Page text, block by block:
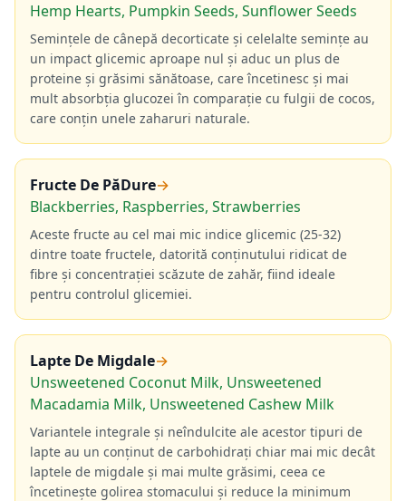
Hemp Hearts, Pumpkin Seeds, Sunflower Seeds
Semințele de cânepă decorticate și celelalte semințe au
un impact glicemic aproape nul și aduc un plus de
proteine și grăsimi sănătoase, care încetinesc și mai
mult absorbția glucozei în comparație cu fulgii de cocos,
care conțin unele zaharuri naturale.
Fructe De PăDure→
Blackberries, Raspberries, Strawberries
Aceste fructe au cel mai mic indice glicemic (25-32)
dintre toate fructele, datorită conținutului ridicat de
fibre și concentrației scăzute de zahăr, fiind ideale
pentru controlul glicemiei.
Lapte De Migdale→
Unsweetened Coconut Milk, Unsweetened
Macadamia Milk, Unsweetened Cashew Milk
Variantele integrale și neîndulcite ale acestor tipuri de
lapte au un conținut de carbohidrați chiar mai mic decât
laptele de migdale și mai multe grăsimi, ceea ce
încetinește golirea stomacului și reduce la minimum